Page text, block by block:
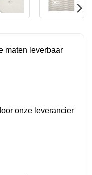
maten leverbaar
onze leverancier